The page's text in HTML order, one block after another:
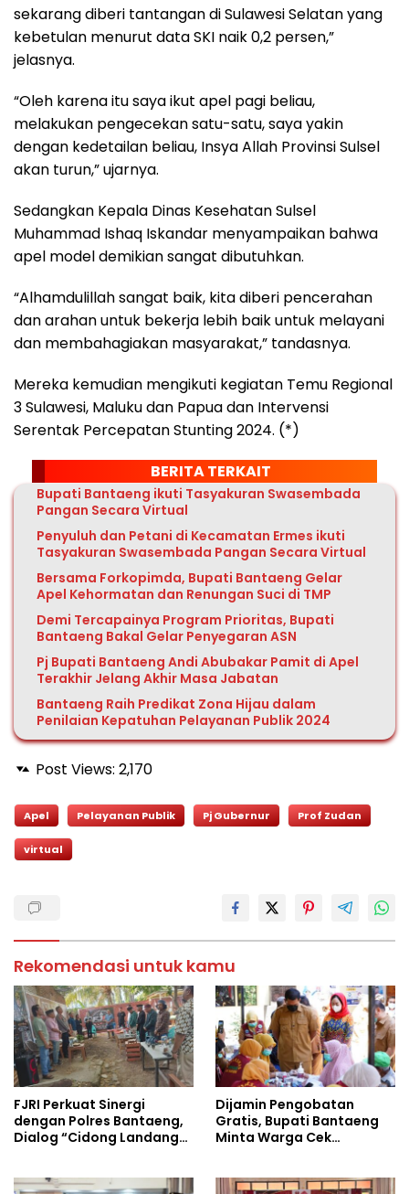
sekarang diberi tantangan di Sulawesi Selatan yang
kebetulan menurut data SKI naik 0,2 persen,”
jelasnya.
“Oleh karena itu saya ikut apel pagi beliau,
melakukan pengecekan satu-satu, saya yakin
dengan kedetailan beliau, Insya Allah Provinsi Sulsel
akan turun,” ujarnya.
Sedangkan Kepala Dinas Kesehatan Sulsel
Muhammad Ishaq Iskandar menyampaikan bahwa
apel model demikian sangat dibutuhkan.
“Alhamdulillah sangat baik, kita diberi pencerahan
dan arahan untuk bekerja lebih baik untuk melayani
dan membahagiakan masyarakat,” tandasnya.
Mereka kemudian mengikuti kegiatan Temu Regional
3 Sulawesi, Maluku dan Papua dan Intervensi
Serentak Percepatan Stunting 2024. (*)
BERITA TERKAIT
Bupati Bantaeng ikuti Tasyakuran Swasembada
Pangan Secara Virtual
Penyuluh dan Petani di Kecamatan Ermes ikuti
Tasyakuran Swasembada Pangan Secara Virtual
Bersama Forkopimda, Bupati Bantaeng Gelar
Apel Kehormatan dan Renungan Suci di TMP
Demi Tercapainya Program Prioritas, Bupati
Bantaeng Bakal Gelar Penyegaran ASN
Pj Bupati Bantaeng Andi Abubakar Pamit di Apel
Terakhir Jelang Akhir Masa Jabatan
Bantaeng Raih Predikat Zona Hijau dalam
Penilaian Kepatuhan Pelayanan Publik 2024
Post Views: 2,170
Apel Pelayanan Publik Pj Gubernur Prof Zudan
virtual
Rekomendasi untuk kamu
FJRI Perkuat Sinergi
dengan Polres Bantaeng,
Dialog “Cidong Landang”
Dijamin Pengobatan
Gratis, Bupati Bantaeng
Minta Warga Cek